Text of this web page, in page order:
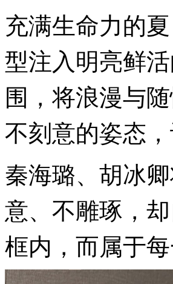
充满生命力的
型注入明亮鲜
围，将浪漫与
不刻意的姿态
秦海璐、胡冰
意、不雕琢，
框内，而属于